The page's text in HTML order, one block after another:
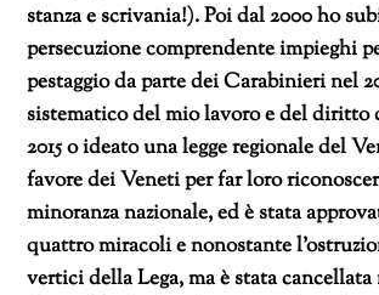
stanza e scrivania!). Poi dal 2000 ho
persecuzione comprendente impieghi
pestaggio da parte dei Carabinieri nel
sistematico del mio lavoro e del diritto
2015 o ideato una legge regionale del
favore dei Veneti per far loro
minoranza nazionale, ed è stata
quattro miracoli e nonostante
vertici della Lega, ma è stata cancellata